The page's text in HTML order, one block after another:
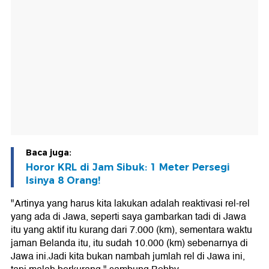
Baca juga:
Horor KRL di Jam Sibuk: 1 Meter Persegi
Isinya 8 Orang!
"Artinya yang harus kita lakukan adalah reaktivasi rel-rel
yang ada di Jawa, seperti saya gambarkan tadi di Jawa
itu yang aktif itu kurang dari 7.000 (km), sementara waktu
jaman Belanda itu, itu sudah 10.000 (km) sebenarnya di
Jawa ini.Jadi kita bukan nambah jumlah rel di Jawa ini,